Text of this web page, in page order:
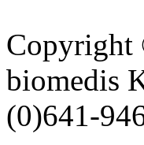
Copyright
biomedis
(0)641-